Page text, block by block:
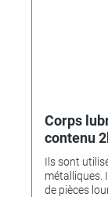
Corps
contenu
Ils sont
métalliques.
de pièces